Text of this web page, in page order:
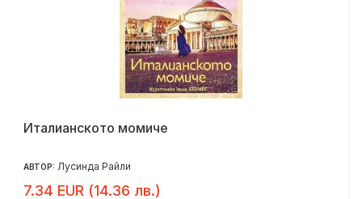
Италианското момиче
АВТОР: Лусинда Райли
7.34 EUR (14.36 лв.)